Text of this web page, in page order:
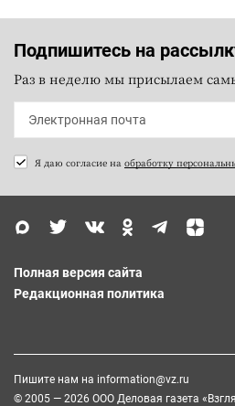
Подпишитесь на
Раз в неделю мы присылаем
Я даю согласие на обработку
Полная версия сайта
Редакционная политика
Пишите нам на information@vz.ru
© 2005 — 2026 ООО Деловая газета